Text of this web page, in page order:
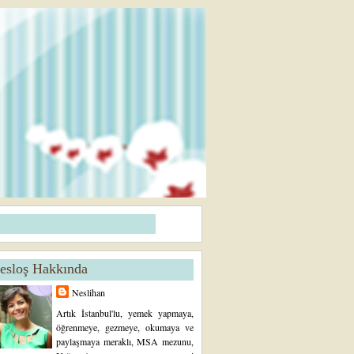
Hakkında
Neslihan
Artık İstanbul'lu, yemek yapmaya,
öğrenmeye, gezmeye, okumaya ve
paylaşmaya meraklı, MSA mezunu,